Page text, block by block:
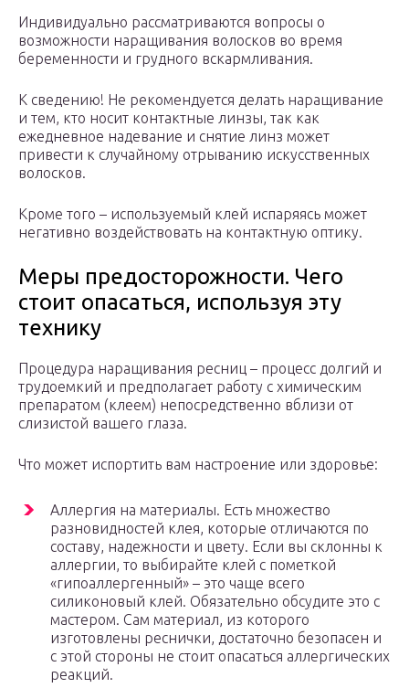
Индивидуально рассматриваются вопросы о
возможности наращивания волосков во время
беременности и грудного вскармливания.
К сведению! Не рекомендуется делать наращивание
и тем, кто носит контактные линзы, так как
ежедневное надевание и снятие линз может
привести к случайному отрыванию искусственных
волосков.
Кроме того – используемый клей испаряясь может
негативно воздействовать на контактную оптику.
Меры предосторожности. Чего
стоит опасаться, используя эту
технику
Процедура наращивания ресниц – процесс долгий и
трудоемкий и предполагает работу с химическим
препаратом (клеем) непосредственно вблизи от
слизистой вашего глаза.
Что может испортить вам настроение или здоровье:
Аллергия на материалы. Есть множество
разновидностей клея, которые отличаются по
составу, надежности и цвету. Если вы склонны к
аллергии, то выбирайте клей с пометкой
«гипоаллергенный» – это чаще всего
силиконовый клей. Обязательно обсудите это с
мастером. Сам материал, из которого
изготовлены реснички, достаточно безопасен и
с этой стороны не стоит опасаться аллергических
реакций.